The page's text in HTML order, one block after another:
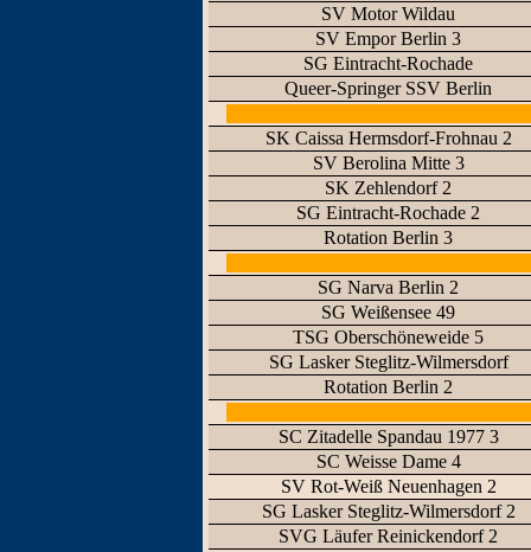
SV Motor Wildau
SV Empor Berlin 3
SG Eintracht-Rochade
Queer-Springer SSV Berlin
SK Caissa Hermsdorf-Frohnau 2
SV Berolina Mitte 3
SK Zehlendorf 2
SG Eintracht-Rochade 2
Rotation Berlin 3
SG Narva Berlin 2
SG Weißensee 49
TSG Oberschöneweide 5
SG Lasker Steglitz-Wilmersdorf
Rotation Berlin 2
SC Zitadelle Spandau 1977 3
SC Weisse Dame 4
SV Rot-Weiß Neuenhagen 2
SG Lasker Steglitz-Wilmersdorf 2
SVG Läufer Reinickendorf 2